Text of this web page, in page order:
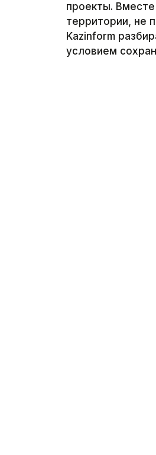
проекты.
территории, не
Kazinform
условием